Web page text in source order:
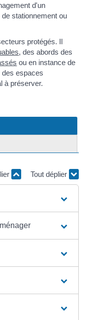
d'un
stationnement ou
protégés. Il
, des abords des
ou en instance de
espaces
à préserver.
Tout déplier